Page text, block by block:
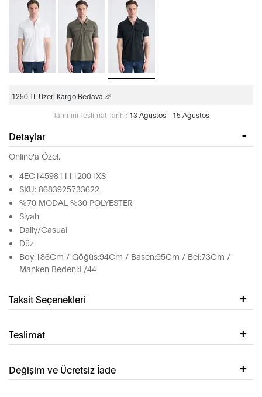
1250 TL Üzeri Kargo Bedava 🎉
Tahmini Teslimat Tarihi: 13 Ağustos - 15 Ağustos
Detaylar
Online'a Özel.
4EC1459811112001XS
SKU: 8683925733622
%70 MODAL %30 POLYESTER
Siyah
Daily/Casual
Düz
Boy:186Cm / Göğüs:94Cm / Basen:95Cm / Bel:73Cm /
Manken Bedeni:L/44
Taksit Seçenekleri
Teslimat
Değişim ve Ücretsiz İade